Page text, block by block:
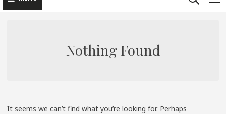
Nothing Found
It seems we can’t find what you’re looking for. Perhaps